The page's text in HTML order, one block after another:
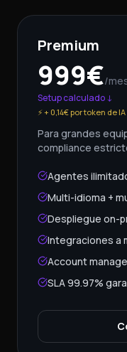
Premium
999€/
Setup calculado ↓
⚡+ 0,14€ por token de
Para grandes
compliance
Agentes
Multi-idioma +
Despliegue on-
Integraciones a
Account
SLA 99.97%